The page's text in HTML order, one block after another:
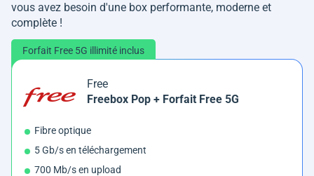
vous avez besoin d'une box performante, moderne et
complète !
Forfait Free 5G illimité inclus
Free
Freebox Pop + Forfait Free 5G
Fibre optique
5 Gb/s en téléchargement
700 Mb/s en upload